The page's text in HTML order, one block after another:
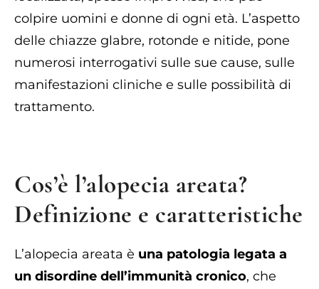
colpire uomini e donne di ogni età. L’aspetto
delle chiazze glabre, rotonde e nitide, pone
numerosi interrogativi sulle sue cause, sulle
manifestazioni cliniche e sulle possibilità di
trattamento.
Cos’è l’alopecia areata?
Definizione e caratteristiche
L’alopecia areata è una patologia legata a
un disordine dell’immunità cronico, che